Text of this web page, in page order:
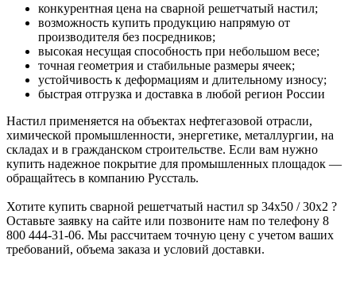
конкурентная цена на сварной решетчатый настил;
возможность купить продукцию напрямую от
производителя без посредников;
высокая несущая способность при небольшом весе;
точная геометрия и стабильные размеры ячеек;
устойчивость к деформациям и длительному износу;
быстрая отгрузка и доставка в любой регион России
Настил применяется на объектах нефтегазовой отрасли,
химической промышленности, энергетике, металлургии, на
складах и в гражданском строительстве. Если вам нужно
купить надежное покрытие для промышленных площадок —
обращайтесь в компанию Руссталь.
Хотите купить сварной решетчатый настил sp 34х50 / 30х2 ?
Оставьте заявку на сайте или позвоните нам по телефону 8
800 444-31-06. Мы рассчитаем точную цену с учетом ваших
требований, объема заказа и условий доставки.